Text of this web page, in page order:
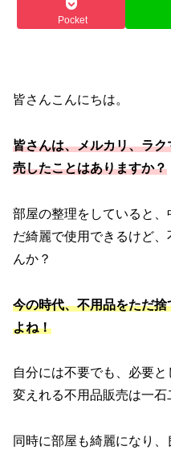
Pocket
皆さんこんにちは。
皆さんは、メルカリ、ラ
売したことはありますか？
部屋の整理をしていると
だ綺麗で使用できるけど
んか？
今の時代、不用品をただ
よね！
自分には不要でも、必要
変えれる不用品販売は一石
同時に部屋も綺麗になり、